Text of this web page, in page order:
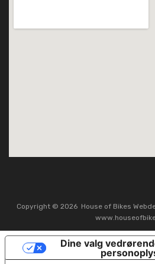
Copyright © 2026 House of Bikes
Dine valg